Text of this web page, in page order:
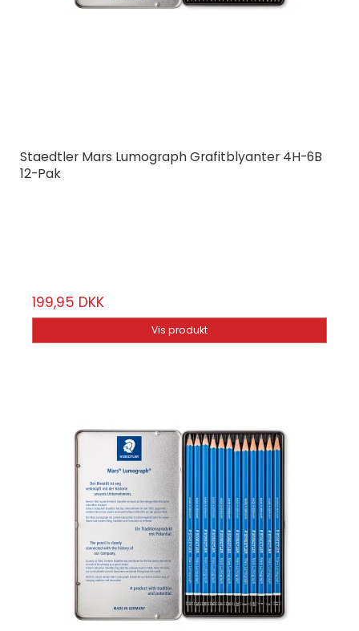
Staedtler Mars Lumograph Grafitblyanter 4H-6B
12-Pak
199,95 DKK
Vis produkt